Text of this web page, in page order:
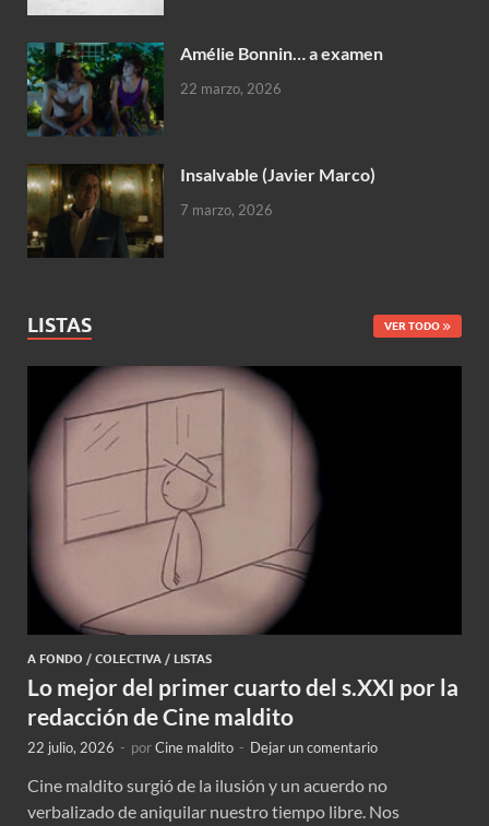
Amélie Bonnin… a examen
22 marzo, 2026
Insalvable (Javier Marco)
7 marzo, 2026
LISTAS VER TODO
A FONDO / COLECTIVA / LISTAS
Lo mejor del primer cuarto del s.XXI por la
redacción de Cine maldito
22 julio, 2026 - porCine maldito - Dejar un comentario
Cine maldito surgió de la ilusión y un acuerdo no
verbalizado de aniquilar nuestro tiempo libre. Nos